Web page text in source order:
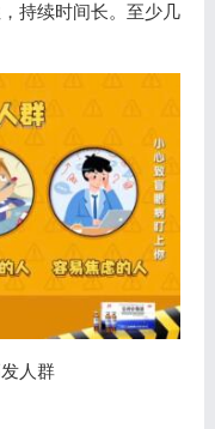
持续时间长。至少几
人群